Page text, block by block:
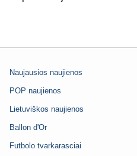
Naujausios naujienos
POP naujienos
Lietuviškos naujienos
Ballon d'Or
Futbolo tvarkarasciai